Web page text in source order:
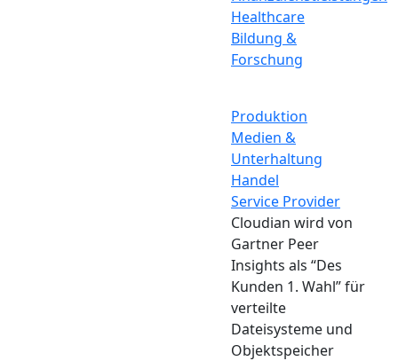
Healthcare
Bildung &
Forschung
Produktion
Medien &
Unterhaltung
Handel
Service Provider
Cloudian wird von
Gartner Peer
Insights als “Des
Kunden 1. Wahl” für
verteilte
Dateisysteme und
Objektspeicher